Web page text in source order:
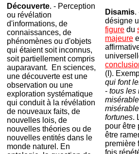
Découverte. - Perception
ou révélation
d'informations, de
connaissances, de
phénomènes ou d'objets
qui étaient soit inconnus,
soit partiellement compris
auparavant. En sciences,
une découverte est une
observation ou une
exploration systématique
qui conduit à la révélation
de nouveaux faits, de
nouvelles lois, de
nouvelles théories ou de
nouvelles entités dans le
monde naturel. En
Disamis.
désigne
figure du
majeure
(I).
qui font
- tous les
fortunes.
pour être
être
première
fois